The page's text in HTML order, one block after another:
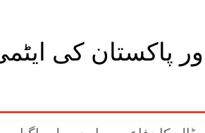
پاکستان کی